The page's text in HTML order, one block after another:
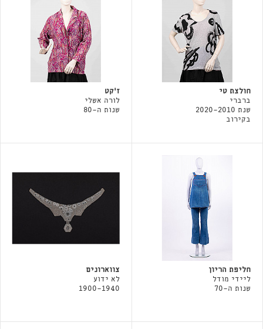
חולצת טי
ברברי
שנת 2020-2010
בקירוב
ז'קט
לורה אשלי
שנות ה-80
חליפת הריון
ליידי מודל
שנות ה-70
צווארונים
לא ידוע
1900-1940